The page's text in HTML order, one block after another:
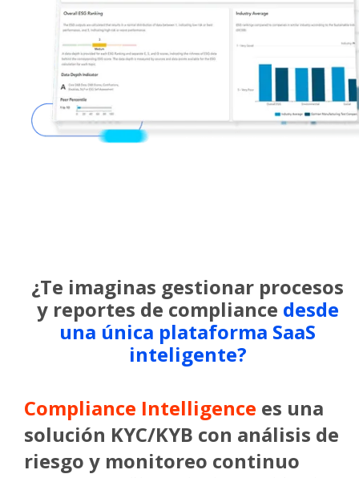
¿Te imaginas gestionar procesos
y reportes de compliance desde
una única plataforma SaaS
inteligente?​
Compliance Intelligence es una
solución KYC/KYB con análisis de
riesgo y monitoreo continuo